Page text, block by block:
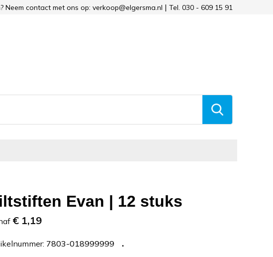
Neem contact met ons op: verkoop@elgersma.nl Tel. 030 - 609 15 91
Evan | 12 stuks
€ 1,19
7803-018999999